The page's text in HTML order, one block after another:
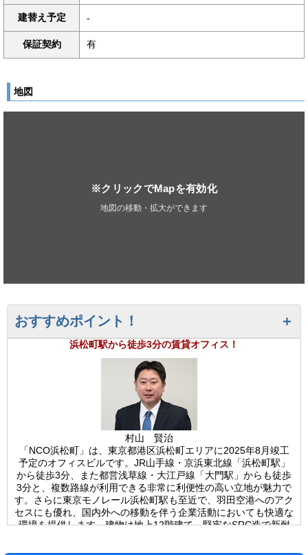
建替え予定 -
保証契約 有
地図
※クリックでMapを有効化
地図の移動・拡大ができます
おすすめポイント！
浜松町駅から徒歩3分の賃貸オフィス！
村山 賢治
「NCO浜松町」は、東京都港区浜松町エリアに2025年8月竣工
予定のオフィスビルです。JR山手線・京浜東北線「浜松町駅」
から徒歩3分、また都営浅草線・大江戸線「大門駅」からも徒歩
3分と、複数路線が利用できる非常に利便性の高い立地が魅力で
す。さらに東京モノレール浜松町駅も至近で、羽田空港へのアク
セスにも優れ、国内外への移動を伴う企業活動においても快適な
環境を提供します。建物は地上12階建て、堅牢なSRC造で新耐